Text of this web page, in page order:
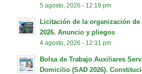
5 agosto, 2026 - 12:19 pm
Licitación de la organización
2026. Anuncio y pliegos
4 agosto, 2026 - 12:31 pm
Bolsa de Trabajo Auxiliares
Domicilio (SAD 2026).